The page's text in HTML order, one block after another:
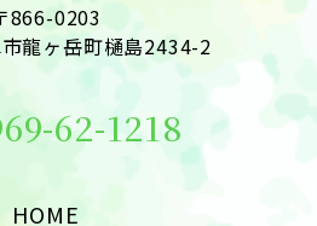
866-0203
龍ヶ岳町樋島2434-2
62-1218
HOME